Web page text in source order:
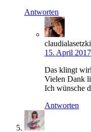
Antworten
claudialasetzki
15. April 2017
Das klingt
Vielen Dank
Ich wünsche
Antworten